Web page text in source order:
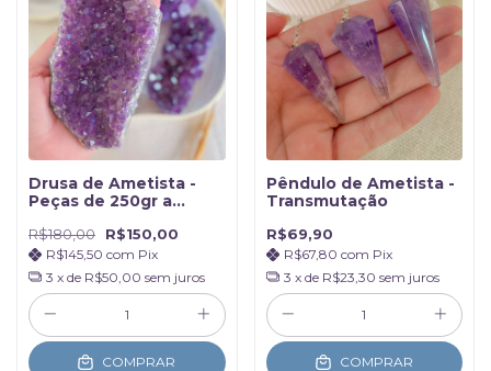
Drusa de Ametista -
Peças de 250gr a
R$180,00 R$150,00
R$145,50 com Pix
3 x de R$50,00 sem juros
COMPRAR
Pêndulo de Ametista -
Transmutação
R$69,90
R$67,80 com Pix
3 x de R$23,30 sem juros
COMPRAR